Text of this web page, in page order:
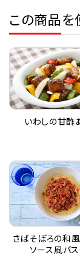
この商品を
いわしの甘酢
さばそぼろの和
ソース風パ